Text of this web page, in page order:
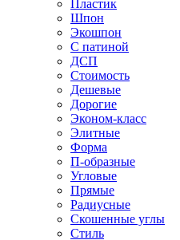
Пластик
Шпон
Экошпон
С патиной
ДСП
Стоимость
Дешевые
Дорогие
Эконом-класс
Элитные
Форма
П-образные
Угловые
Прямые
Радиусные
Скошенные углы
Стиль